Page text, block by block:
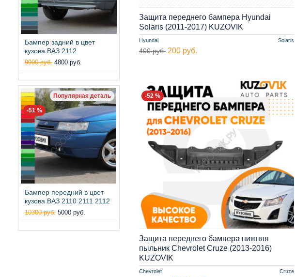
Бампер задний в цвет
кузова ВАЗ 2112
9900 руб. 4800 руб.
Популярная деталь
-51 %
Бампер передний в цвет
кузова ВАЗ 2110 2111 2112
10300 руб. 5000 руб.
Hyundai Solaris
Защита переднего бампера Hyundai
Solaris (2011-2017) KUZOVIK
400 руб. 200 руб.
-52 %
Chevrolet Cruze
Защита переднего бампера нижняя
пыльник Chevrolet Cruze (2013-2016)
KUZOVIK